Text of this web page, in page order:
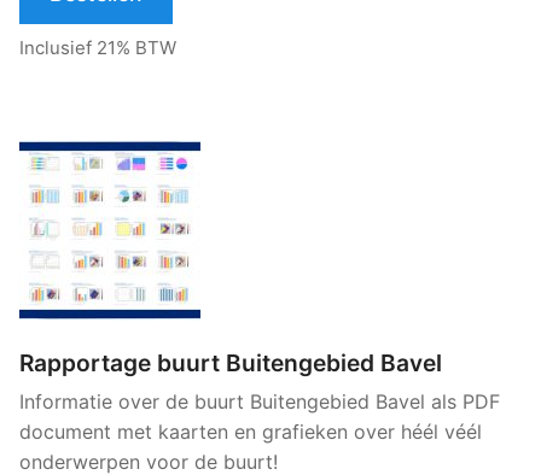
Inclusief 21% BTW
Rapportage buurt Buitengebied Bavel
Informatie over de buurt Buitengebied Bavel als PDF
document met kaarten en grafieken over héél véél
onderwerpen voor de buurt!